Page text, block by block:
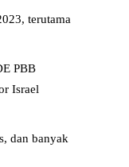
terutama
PBB
Israel
dan banyak